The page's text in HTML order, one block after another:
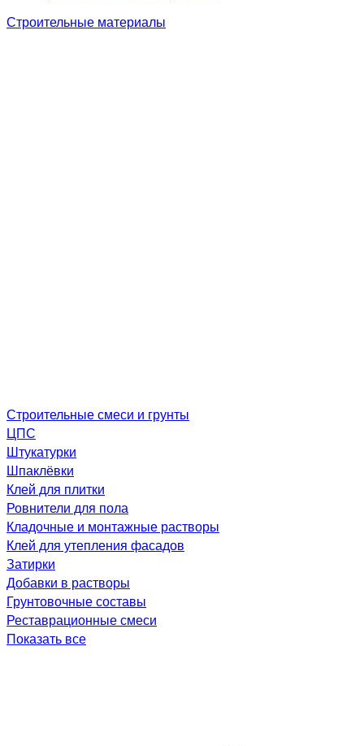
Строительные материалы
Строительные смеси и грунты
ЦПС
Штукатурки
Шпаклёвки
Клей для плитки
Ровнители для пола
Кладочные и монтажные растворы
Клей для утепления фасадов
Затирки
Добавки в растворы
Грунтовочные составы
Реставрационные смеси
Показать все